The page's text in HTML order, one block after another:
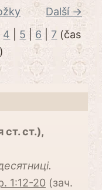
Další →
4 5 6 7 (čas
ст. ст.),
1:12-20 (зач.